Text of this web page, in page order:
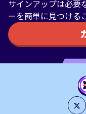
サインアップは必要
ーを簡単に見つける